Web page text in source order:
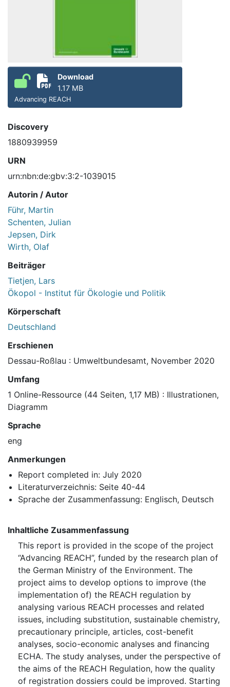
Download
1.17 MB
Advancing REACH
Discovery
1880939959
URN
urn:nbn:de:gbv:3:2-1039015
Autorin / Autor
Führ, Martin
Schenten, Julian
Jepsen, Dirk
Wirth, Olaf
Beiträger
Tietjen, Lars
Ökopol - Institut für Ökologie und Politik
Körperschaft
Deutschland
Erschienen
Dessau-Roßlau : Umweltbundesamt, November 2020
Umfang
1 Online-Ressource (44 Seiten, 1,17 MB) : Illustrationen,
Diagramm
Sprache
eng
Anmerkungen
Report completed in: July 2020
Literaturverzeichnis: Seite 40-44
Sprache der Zusammenfassung: Englisch, Deutsch
Inhaltliche Zusammenfassung
This report is provided in the scope of the project
“Advancing REACH”, funded by the research plan of
the German Ministry of the Environment. The
project aims to develop options to improve (the
implementation of) the REACH regulation by
analysing various REACH processes and related
issues, including substitution, sustainable chemistry,
precautionary principle, articles, cost-benefit
analyses, socio-economic analyses and financing
ECHA. The study analyses, under the perspective of
the aims of the REACH Regulation, how the quality
of registration dossiers could be improved. Starting